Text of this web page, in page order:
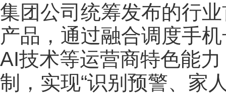
集团公司统筹发布的行
产品，通过融合调度手
AI技术等运营商特色能
制，实现“识别预警、家